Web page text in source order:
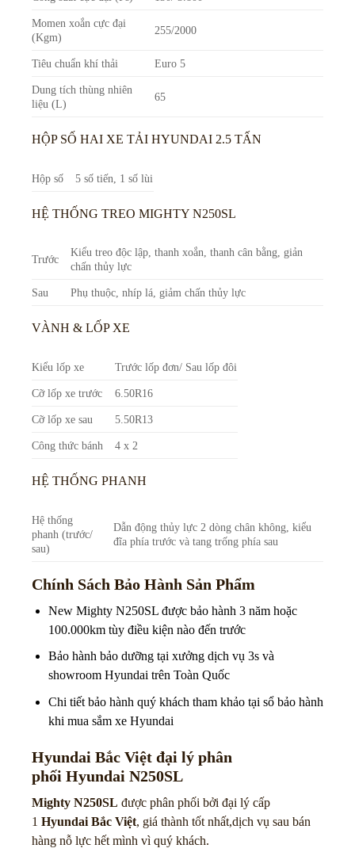
Momen xoắn cực đại
(Kgm)
255/2000
Tiêu chuẩn khí thải Euro 5
Dung tích thùng nhiên
liệu (L)
65
HỘP SỐ HAI XE TẢI HYUNDAI 2.5 TẤN
Hộp số 5 số tiến, 1 số lùi
HỆ THỐNG TREO MIGHTY N250SL
Trước
Kiểu treo độc lập, thanh xoắn, thanh cân bằng, giản
chấn thủy lực
Sau Phụ thuộc, nhíp lá, giảm chấn thủy lực
VÀNH & LỐP XE
Kiểu lốp xe Trước lốp đơn/ Sau lốp đôi
Cỡ lốp xe trước 6.50R16
Cỡ lốp xe sau 5.50R13
Công thức bánh 4 x 2
HỆ THỐNG PHANH
Hệ thống
phanh (trước/
sau)
Dẫn động thủy lực 2 dòng chân không, kiểu
đĩa phía trước và tang trống phía sau
Chính Sách Bảo Hành Sản Phẩm
New Mighty N250SL được bảo hành 3 năm hoặc
100.000km tùy điều kiện nào đến trước
Bảo hành bảo dưỡng tại xưởng dịch vụ 3s và
showroom Hyundai trên Toàn Quốc
Chi tiết bảo hành quý khách tham khảo tại sổ bảo hành
khi mua sắm xe Hyundai
Hyundai Bắc Việt đại lý phân
phối Hyundai N250SL
Mighty N250SL được phân phối bởi đại lý cấp
1 Hyundai Bắc Việt, giá thành tốt nhất,dịch vụ sau bán
hàng nỗ lực hết mình vì quý khách.